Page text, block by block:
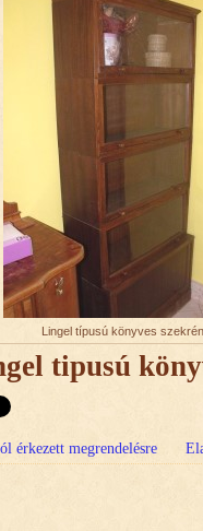
Lingel típusú könyves
tipusú
érkezett megrendelésre